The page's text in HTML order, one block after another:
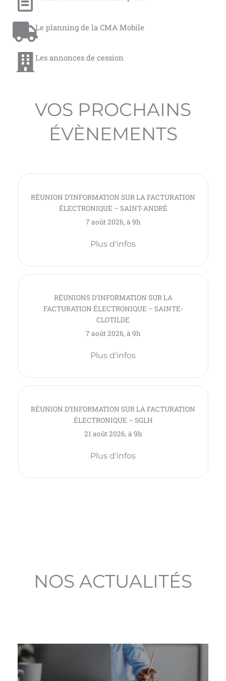
Le planning de la CMA Mobile
Les annonces de cession
VOS PROCHAINS
ÉVÈNEMENTS
RÉUNION D’INFORMATION SUR LA FACTURATION
ÉLECTRONIQUE – SAINT-ANDRÉ
7 août 2026, à 9h
Plus d'infos
RÉUNIONS D’INFORMATION SUR LA
FACTURATION ÉLECTRONIQUE – SAINTE-
CLOTILDE
7 août 2026, à 9h
Plus d'infos
RÉUNION D’INFORMATION SUR LA FACTURATION
ÉLECTRONIQUE – SGLH
21 août 2026, à 9h
Plus d'infos
NOS ACTUALITÉS